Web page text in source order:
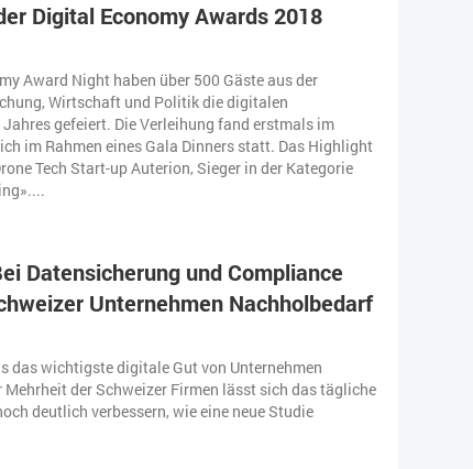
Digital Economy Awards 2018
Award Night haben über 500 Gäste aus der
Wirtschaft und Politik die digitalen
gefeiert. Die Verleihung fand erstmals im
im Rahmen eines Gala Dinners statt. Das Highlight
Tech Start-up Auterion, Sieger in der Kategorie
Datensicherung und Compliance
Unternehmen Nachholbedarf
das wichtigste digitale Gut von Unternehmen
Mehrheit der Schweizer Firmen lässt sich das tägliche
deutlich verbessern, wie eine neue Studie